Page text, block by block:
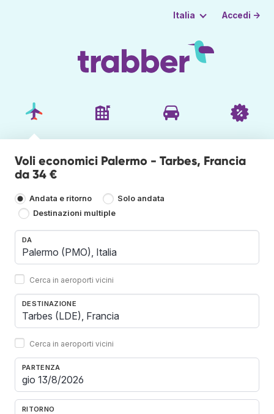
Italia Accedi →
Voli economici Palermo - Tarbes, Francia
da 34 €
Andata e ritorno
Solo andata
Destinazioni multiple
DA
Cerca in aeroporti vicini
DESTINAZIONE
Cerca in aeroporti vicini
PARTENZA
RITORNO